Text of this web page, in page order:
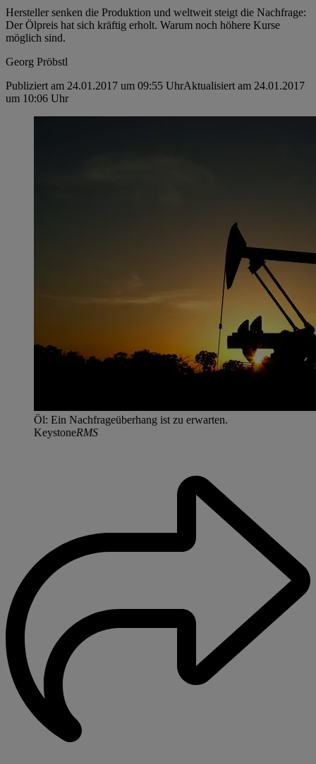
Hersteller senken die Produktion und weltweit steigt die Nachfrage:
Der Ölpreis hat sich kräftig erholt. Warum noch höhere Kurse
möglich sind.
Georg Pröbstl
Publiziert am 24.01.2017 um 09:55 UhrAktualisiert am 24.01.2017
um 10:06 Uhr
Öl: Ein Nachfrageüberhang ist zu erwarten.
KeystoneRMS